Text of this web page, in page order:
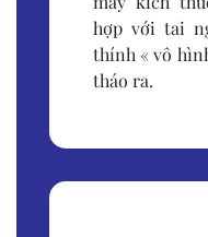
hợp với tai
thính « vô
tháo ra.